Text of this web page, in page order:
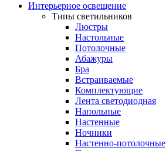
Интерьерное освещение
Типы светильников
Люстры
Настольные
Потолочные
Абажуры
Бра
Встраиваемые
Комплектующие
Лента светодиодная
Напольные
Настенные
Ночники
Настенно-потолочные